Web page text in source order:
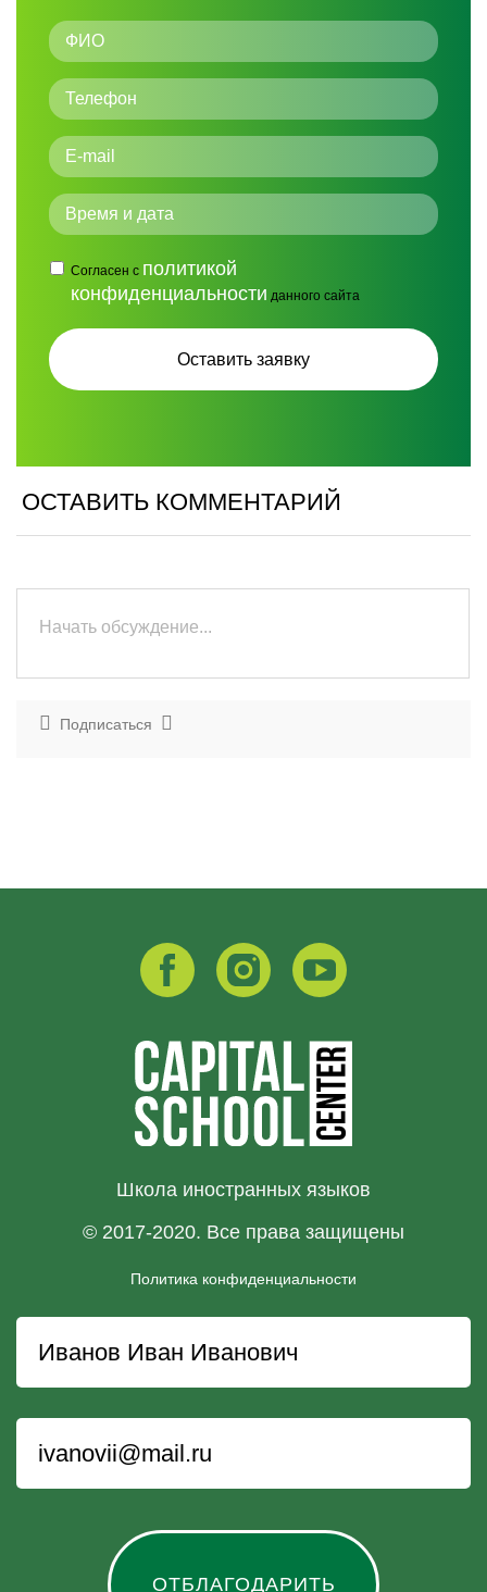
Согласен с политикой
конфиденциальности данного сайта
ОСТАВИТЬ КОММЕНТАРИЙ
Подписаться
Школа иностранных языков
© 2017-2020. Все права защищены
Политика конфиденциальности
ОТБЛАГОДАРИТЬ